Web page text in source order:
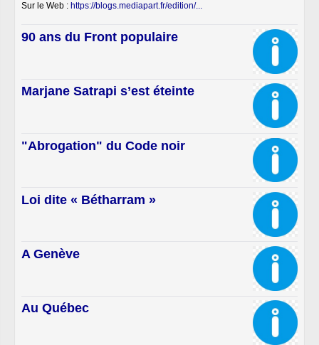
Sur le Web : https://blogs.mediapart.fr/edition/...
90 ans du Front populaire
Marjane Satrapi s’est éteinte
"Abrogation" du Code noir
Loi dite « Bétharram »
A Genève
Au Québec